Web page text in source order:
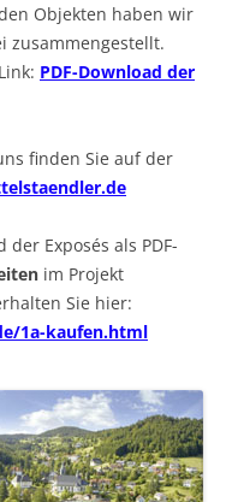
Objekten haben wir
zusammengestellt.
PDF-Download der
finden Sie auf der
Exposés als PDF-
im Projekt
Sie hier:
1a-kaufen.html